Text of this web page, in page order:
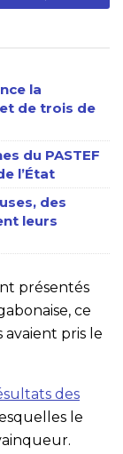
la
de trois de
du PASTEF
l’État
des
leurs
présentés
ce
pris le
des
le